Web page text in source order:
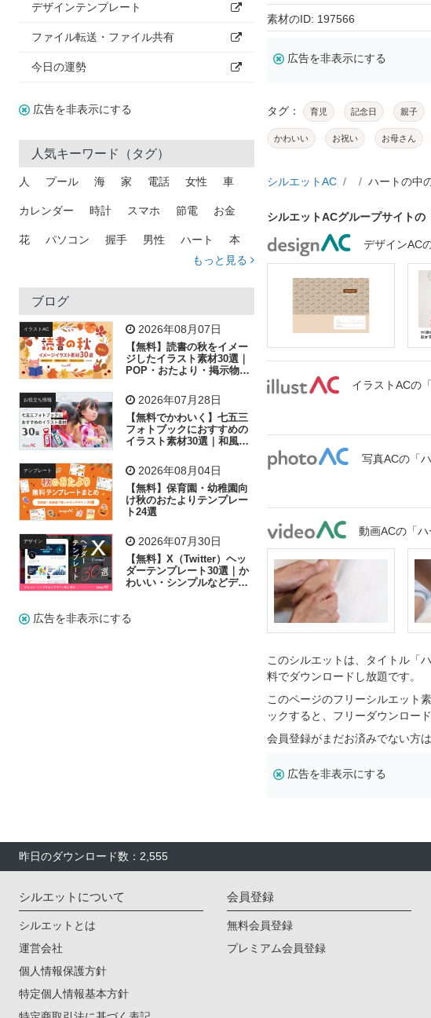
デザインテンプレート
ファイル転送・ファイル共有
今日の運勢
広告を非表示にする
人気キーワード（タグ）
人 プール 海 家 電話 女性 車
カレンダー 時計 スマホ 節電 お金
花 パソコン 握手 男性 ハート 本
トラック 木
吹き出し
飛行機 グラフ ビル 魚 家族 書類
歩く 工場 会社 太陽 キラキラ
子供 作業員 葉 相談 ピクトグラム
もっと見る
ブログ
イラストAC 2026年08月07日
【無料】読書の秋をイメー
ジしたイラスト素材30選｜
POP・おたより・掲示物に
お役立ち情報 2026年07月28日
【無料でかわいく】七五三
フォトブックにおすすめの
イラスト素材30選｜和風の
テンプレート 2026年08月04日
【無料】保育園・幼稚園向
け秋のおたよりテンプレー
ト24選
デザイン 2026年07月30日
【無料】X（Twitter）ヘッ
ダーテンプレート30選｜か
わいい・シンプルなどデザ
広告を非表示にする
素材のID: 197566
広告を非表示にする
タグ： 育児 記念日 親子
かわいい お祝い お母さん
シルエットAC ハートの中
シルエットACグループサイト
デザインAC
イラストACの
写真ACの「
動画ACの「
このシルエットは、タイトル「
料でダウンロードし放題です。
このページのフリーシルエット
ックすると、フリーダウンロー
会員登録がまだお済みでない方は
広告を非表示にする
昨日のダウンロード数：2,555
シルエットについて
シルエットとは
運営会社
個人情報保護方針
特定個人情報基本方針
会員登録
無料会員登録
プレミアム会員登録